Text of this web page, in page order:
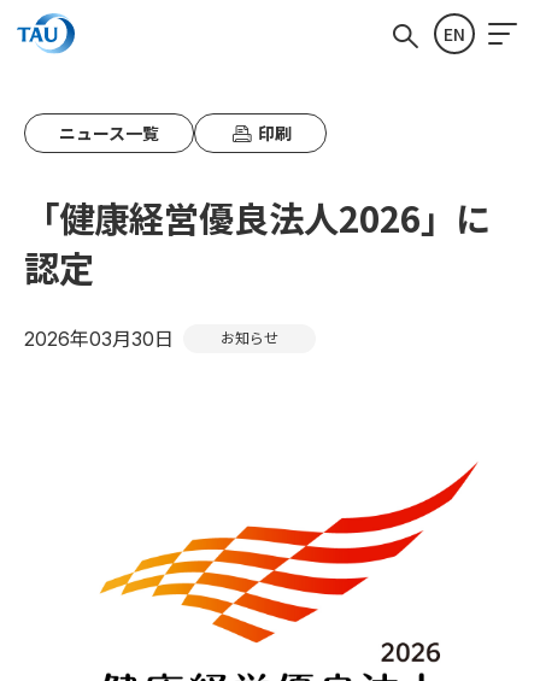
EN
ニュース一覧 印刷
「健康経営優良法人2026」に
認定
2026年03月30日 お知らせ